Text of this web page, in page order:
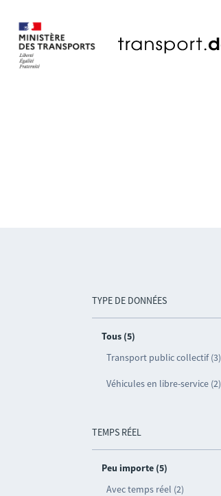
TYPE DE DONNÉES
Tous (5)
Transport public collectif (3)
Véhicules en libre-service (2)
TEMPS RÉEL
Peu importe (5)
Avec temps réel (2)